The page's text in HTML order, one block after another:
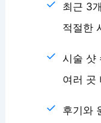
최근 3
적절한
시술 샷
여러 곳
후기와